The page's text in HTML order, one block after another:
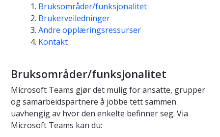
Bruksområder/funksjonalitet
Brukerveiledninger
Andre opplæringsressurser
Kontakt
Bruksområder/funksjonalitet
Microsoft Teams gjør det mulig for ansatte, grupper
og samarbeidspartnere å jobbe tett sammen
uavhengig av hvor den enkelte befinner seg. Via
Microsoft Teams kan du: